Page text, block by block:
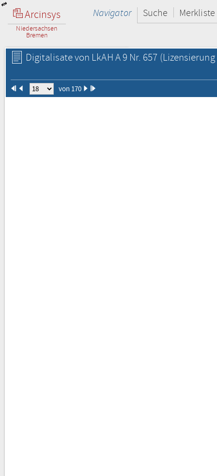
Arcinsys
Niedersachsen
Bremen
Navigator Suche Merkliste
Digitalisate von LkAH A 9 Nr. 657
von 170